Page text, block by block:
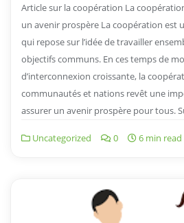
Article sur la coopération La
un avenir prospère La coopération est
qui repose sur l’idée de travailler
objectifs communs. En ces temps de
d’interconnexion croissante, la
communautés et nations revêt une
assurer un avenir prospère pour tous.
Uncategorized 0 6 min read